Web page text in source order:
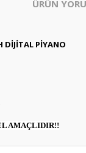
ÜRÜN
DİJİTAL PİYANO
AMAÇLIDIR!!